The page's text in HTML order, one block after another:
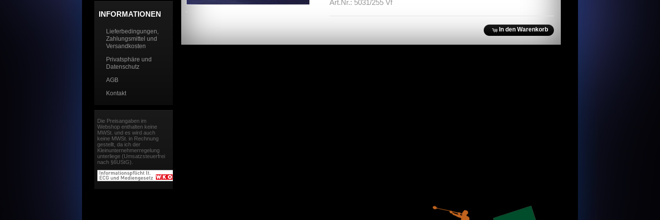
Art.Nr.: 5031/255 Vf
In den Warenkorb
INFORMATIONEN
Lieferbedingungen,
Zahlungsmittel und
Versandkosten
Privatsphäre und
Datenschutz
AGB
Kontakt
Die Preisangaben im
Webshop enthalten keine
MWSt. und es wird auch
keine MWSt. in Rechnung
gestellt, da ich der
Kleinunternehmerregelung
unterliege (Umsatzsteuerfrei
nach §6UStG).